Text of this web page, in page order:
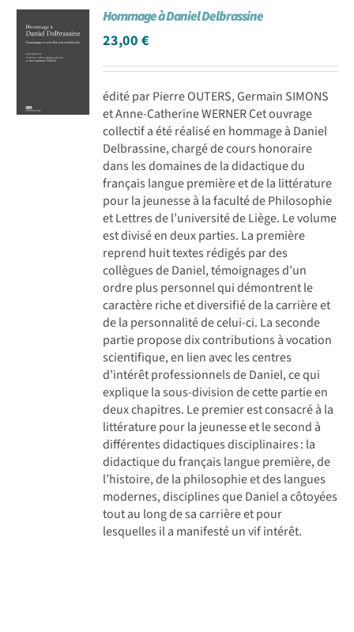
Achat en ligne
Panier WooCommerce
Hommage à Daniel Delbrassine
23,00€
édité par Pierre OUTERS, Germain SIMONS
et Anne-Catherine WERNER Cet ouvrage
collectif a été réalisé en hommage à Daniel
Delbrassine, chargé de cours honoraire
dans les domaines de la didactique du
français langue première et de la littérature
pour la jeunesse à la faculté de Philosophie
et Lettres de l’université de Liège. Le volume
est divisé en deux parties. La première
reprend huit textes rédigés par des
collègues de Daniel, témoignages d’un
ordre plus personnel qui démontrent le
caractère riche et diversifié de la carrière et
de la personnalité de celui-ci. La seconde
partie propose dix contributions à vocation
scientifique, en lien avec les centres
d’intérêt professionnels de Daniel, ce qui
explique la sous-division de cette partie en
deux chapitres. Le premier est consacré à la
littérature pour la jeunesse et le second à
différentes didactiques disciplinaires : la
didactique du français langue première, de
l’histoire, de la philosophie et des langues
modernes, disciplines que Daniel a côtoyées
tout au long de sa carrière et pour
lesquelles il a manifesté un vif intérêt.